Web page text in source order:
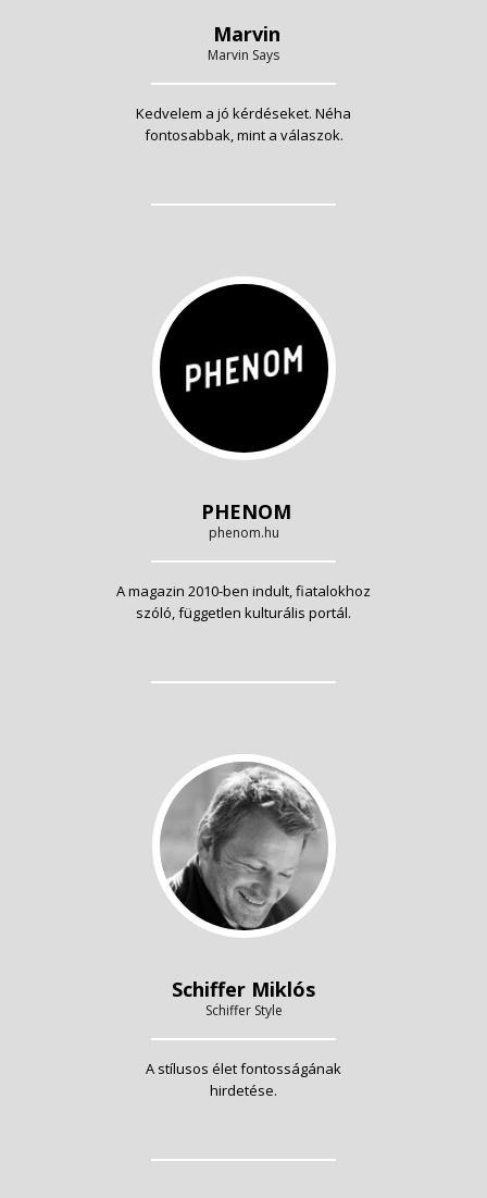
Marvin
Marvin Says
Kedvelem a jó kérdéseket. Néha
fontosabbak, mint a válaszok.
PHENOM
phenom.hu
A magazin 2010-ben indult, fiatalokhoz
szóló, független kulturális portál.
Schiffer Miklós
Schiffer Style
A stílusos élet fontosságának
hirdetése.